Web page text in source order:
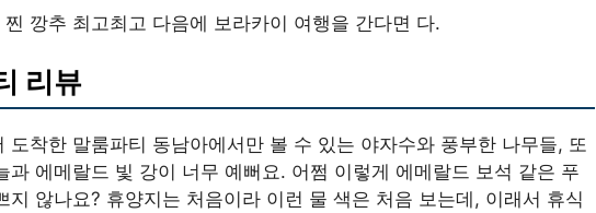
깡추 최고최고 다음에 보라카이 여행을 간다면 다.
리뷰
도착한 말룸파티 동남아에서만 볼 수 있는 야자수와 풍부한 나무들, 또
과 에메랄드 빛 강이 너무 예뻐요. 어쩜 이렇게 에메랄드 보석 같은 푸
지 않나요? 휴양지는 처음이라 이런 물 색은 처음 보는데, 이래서 휴식